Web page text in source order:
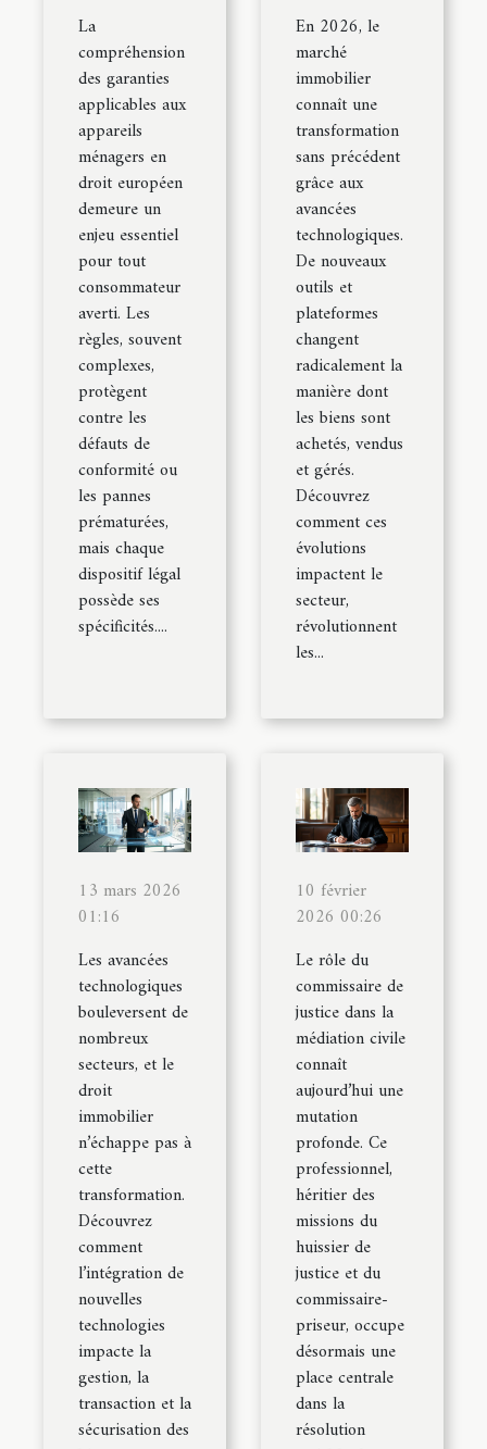
La
compréhension
des garanties
applicables aux
appareils
ménagers en
droit européen
demeure un
enjeu essentiel
pour tout
consommateur
averti. Les
règles, souvent
complexes,
protègent
contre les
défauts de
conformité ou
les pannes
prématurées,
mais chaque
dispositif légal
possède ses
spécificités....
En 2026, le
marché
immobilier
connaît une
transformation
sans précédent
grâce aux
avancées
technologiques.
De nouveaux
outils et
plateformes
changent
radicalement la
manière dont
les biens sont
achetés, vendus
et gérés.
Découvrez
comment ces
évolutions
impactent le
secteur,
révolutionnent
les...
13 mars 2026
01:16
Les avancées
technologiques
bouleversent de
nombreux
secteurs, et le
droit
immobilier
n’échappe pas à
cette
transformation.
Découvrez
comment
l’intégration de
nouvelles
technologies
impacte la
gestion, la
transaction et la
sécurisation des
10 février
2026 00:26
Le rôle du
commissaire de
justice dans la
médiation civile
connaît
aujourd’hui une
mutation
profonde. Ce
professionnel,
héritier des
missions du
huissier de
justice et du
commissaire-
priseur, occupe
désormais une
place centrale
dans la
résolution